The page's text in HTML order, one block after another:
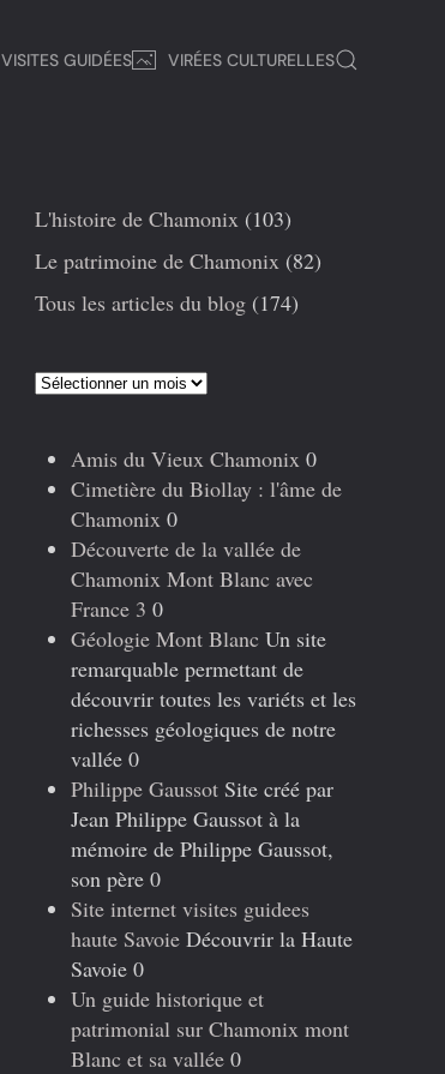
VISITES GUIDÉES VIRÉES CULTURELLES
L'histoire de Chamonix (103)
Le patrimoine de Chamonix (82)
Tous les articles du blog (174)
Articles
Amis du Vieux Chamonix 0
Cimetière du Biollay : l'âme de
Chamonix 0
Découverte de la vallée de
Chamonix Mont Blanc avec
France 3 0
Géologie Mont Blanc Un site
remarquable permettant de
découvrir toutes les variéts et les
richesses géologiques de notre
vallée 0
Philippe Gaussot Site créé par
Jean Philippe Gaussot à la
mémoire de Philippe Gaussot,
son père 0
Site internet visites guidees
haute Savoie Découvrir la Haute
Savoie 0
Un guide historique et
patrimonial sur Chamonix mont
Blanc et sa vallée 0